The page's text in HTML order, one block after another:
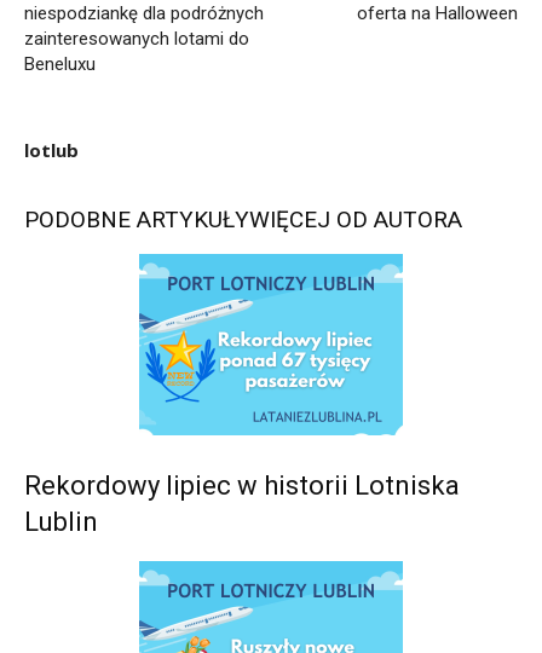
niespodziankę dla podróżnych
zainteresowanych lotami do
Beneluxu
oferta na Halloween
lotlub
PODOBNE ARTYKUŁYWIĘCEJ OD AUTORA
Rekordowy lipiec w historii Lotniska
Lublin